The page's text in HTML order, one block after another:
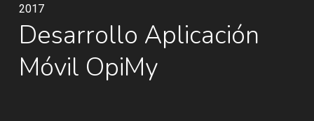
2017
Desarrollo Aplicación
Móvil OpiMy